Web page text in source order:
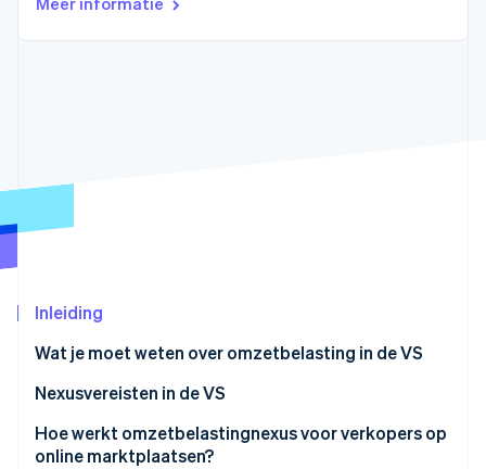
Inleiding
Wat je moet weten over omzetbelasting in de VS
Nexusvereisten in de VS
Hoe werkt omzetbelastingnexus voor verkopers op
online marktplaatsen?